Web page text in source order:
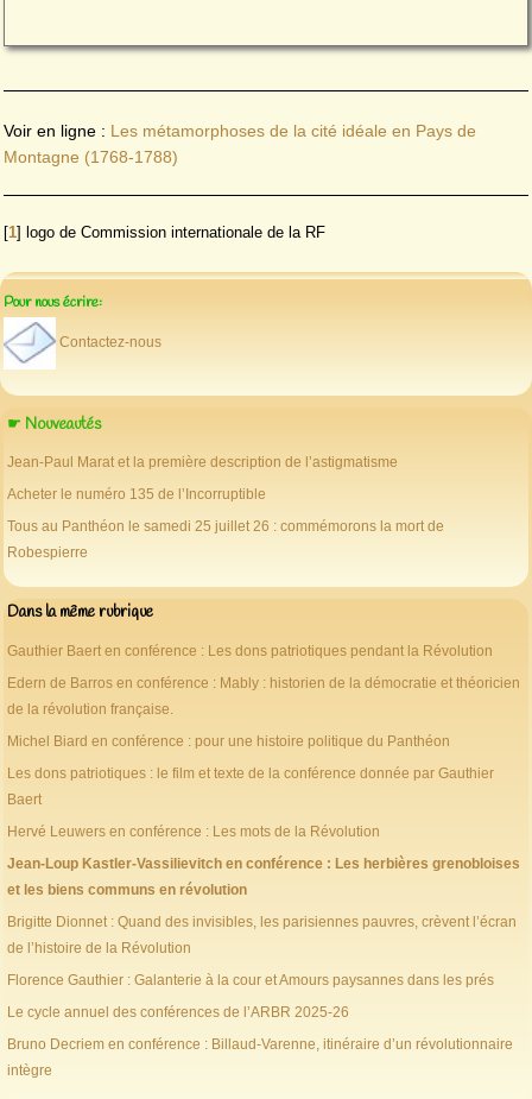
Voir en ligne : Les métamorphoses de la cité idéale en Pays de
Montagne (1768-1788)
[1] logo de Commission internationale de la RF
Pour nous écrire:
Contactez-nous
☛ Nouveautés
Jean-Paul Marat et la première description de l’astigmatisme
Acheter le numéro 135 de l’Incorruptible
Tous au Panthéon le samedi 25 juillet 26 : commémorons la mort de
Robespierre
Dans la même rubrique
Gauthier Baert en conférence : Les dons patriotiques pendant la Révolution
Edern de Barros en conférence : Mably : historien de la démocratie et théoricien
de la révolution française.
Michel Biard en conférence : pour une histoire politique du Panthéon
Les dons patriotiques : le film et texte de la conférence donnée par Gauthier
Baert
Hervé Leuwers en conférence : Les mots de la Révolution
Jean-Loup Kastler-Vassilievitch en conférence : Les herbières grenobloises
et les biens communs en révolution
Brigitte Dionnet : Quand des invisibles, les parisiennes pauvres, crèvent l’écran
de l’histoire de la Révolution
Florence Gauthier : Galanterie à la cour et Amours paysannes dans les prés
Le cycle annuel des conférences de l’ARBR 2025-26
Bruno Decriem en conférence : Billaud-Varenne, itinéraire d’un révolutionnaire
intègre